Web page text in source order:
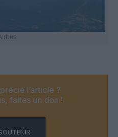
l’article ?
faites un don !